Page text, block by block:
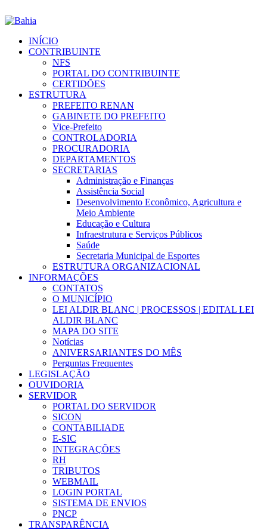
INÍCIO
CONTRIBUINTE
NFS
PORTAL DO CONTRIBUINTE
CERTIDÕES
ESTRUTURA
PREFEITO RENAN
GABINETE DO PREFEITO
Vice-Prefeito
CONTROLADORIA
PROCURADORIA
DEPARTAMENTOS
SECRETARIAS
Administração e Finanças
Assistência Social
Desenvolvimento Econômico, Agricultura e
Meio Ambiente
Educação e Cultura
Infraestrutura e Serviços Públicos
Saúde
Secretaria Municipal de Esportes
ESTRUTURA ORGANIZACIONAL
INFORMAÇÕES
CONTATOS
O MUNICÍPIO
LEI ALDIR BLANC | PROCESSOS | EDITAL LEI
ALDIR BLANC
MAPA DO SITE
Notícias
ANIVERSARIANTES DO MÊS
Perguntas Frequentes
LEGISLAÇÃO
OUVIDORIA
SERVIDOR
PORTAL DO SERVIDOR
SICON
CONTABILIADE
E-SIC
INTEGRAÇÕES
RH
TRIBUTOS
WEBMAIL
LOGIN PORTAL
SISTEMA DE ENVIOS
PNCP
TRANSPARÊNCIA